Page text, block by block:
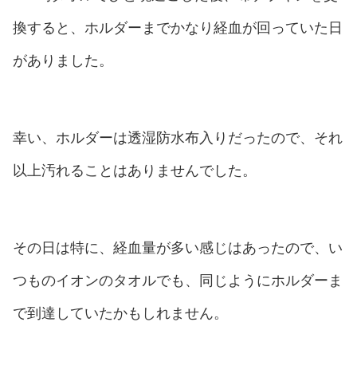
換すると、ホルダーまでかなり経血が回っていた日
がありました。
幸い、ホルダーは透湿防水布入りだったので、それ
以上汚れることはありませんでした。
その日は特に、経血量が多い感じはあったので、い
つものイオンのタオルでも、同じようにホルダーま
で到達していたかもしれません。